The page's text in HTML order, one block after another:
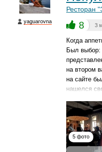
yaguarovna
Ресторан
8 3
Когда
Был выбор:
на втором
на сайте
нашелся
5 фото